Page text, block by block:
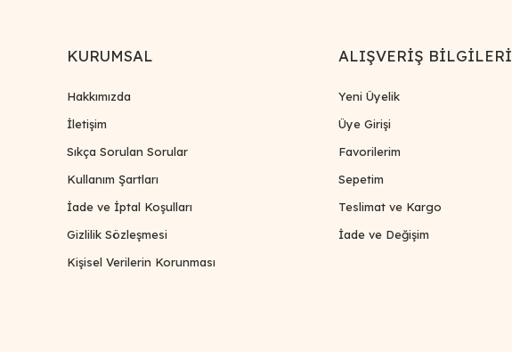
KURUMSAL
Hakkımızda
İletişim
Sıkça Sorulan Sorular
Kullanım Şartları
İade ve İptal Koşulları
Gizlilik Sözleşmesi
Kişisel Verilerin Korunması
ALIŞVERİŞ BİLGİLERİ
Yeni Üyelik
Üye Girişi
Favorilerim
Sepetim
Teslimat ve Kargo
İade ve Değişim